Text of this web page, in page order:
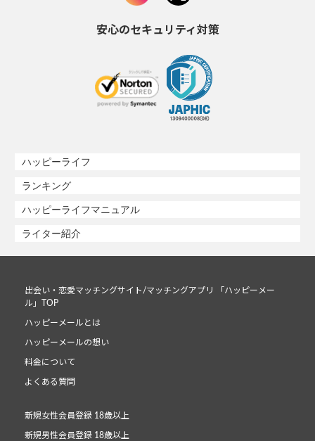
安心のセキュリティ対策
ハッピーライフ
ランキング
ハッピーライフマニュアル
ライター紹介
出会い・恋愛マッチングサイト/マッチングアプリ 「ハッピーメー
ル」TOP
ハッピーメールとは
ハッピーメールの想い
料金について
よくある質問
新規女性会員登録 18歳以上
新規男性会員登録 18歳以上